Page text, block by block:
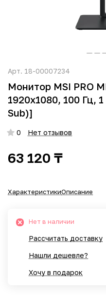
Арт. 18-00007234
Монитор MSI PRO
1920x1080, 100 Гц,
Sub)]
0 Нет отзывов
63 120 ₸
ХарактеристикиОписание
Нет в наличии
Рассчитать доставку
Нашли дешевле?
Хочу в подарок